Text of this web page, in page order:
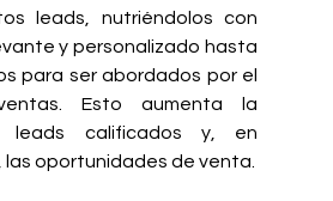
leads, nutriéndolos con
y personalizado hasta
para ser abordados por el
Esto aumenta la
leads calificados y, en
oportunidades de venta.